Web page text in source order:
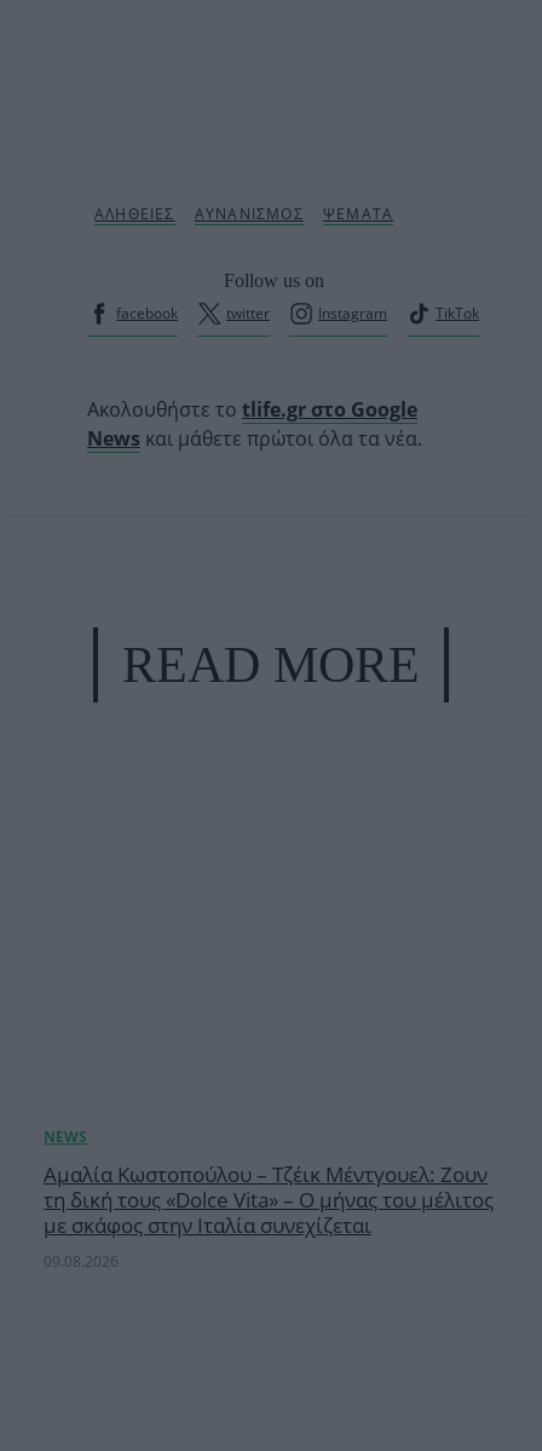
Follow us on
facebook
twitter Instagram TikTok
Ακολουθήστε το tlife.gr στο Google
News και μάθετε πρώτοι όλα τα νέα.
READ MORE
Αμαλία Κωστοπούλου – Τζέικ Μέντγουελ: Ζουν
τη δική τους «Dolce Vita» – Ο μήνας του μέλιτος
με σκάφος στην Ιταλία συνεχίζεται
09.08.2026